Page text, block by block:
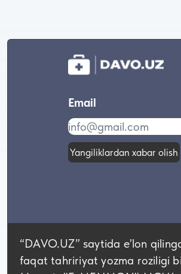
Email
Yangiliklardan xabar olish
“DAVO.UZ” saytida eʼlon
faqat tahririyat yozma roziligi